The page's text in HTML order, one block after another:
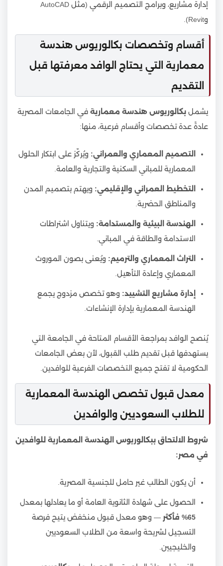
إدارة مشاريع، وبرامج التصميم الرقمي (مثل AutoCAD
وRevit).
أقسام وتخصصات بكالوريوس هندسة
معمارية التي يحتاج الوافد معرفتها قبل
التقديم
يشمل بكالوريوس هندسة معمارية في الجامعات المصرية
عادةً عدة تخصصات وأقسام فرعية، منها:
التصميم المعماري والعمراني: ويُركّز على ابتكار الحلول
المعمارية للمباني السكنية والتجارية والعامة.
التخطيط العمراني والإقليمي: ويهتم بتصميم المدن
والمناطق الحضرية.
الهندسة البيئية والمستدامة: ويتناول اشتراطات
الاستدامة والطاقة في المباني.
التراث المعماري والترميم: ويُعنى بصون الموروث
المعماري وإعادة التأهيل.
إدارة مشاريع التشييد: وهو تخصص مزدوج يجمع
الهندسة المعمارية بإدارة الإنشاءات.
يُنصح الوافد بمراجعة الأقسام المتاحة في الجامعة التي
يستهدفها قبل تقديم طلب القبول، لأن بعض الجامعات
الحكومية لا تفتح جميع التخصصات الفرعية للوافدين.
معدل قبول تخصص الهندسة المعمارية
للطلاب السعوديين والوافدين
شروط الالتحاق ببكالوريوس الهندسة المعمارية للوافدين
في مصر:
أن يكون الطالب غير حامل للجنسية المصرية.
الحصول على شهادة الثانوية العامة أو ما يعادلها بمعدل
65% فأكثر
— وهو معدل قبول منخفض يتيح فرصة
التسجيل لشريحة واسعة من الطلاب السعوديين
والخليجيين.